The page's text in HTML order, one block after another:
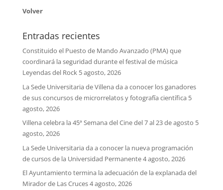
Volver
Entradas recientes
Constituido el Puesto de Mando Avanzado (PMA) que
coordinará la seguridad durante el festival de música
Leyendas del Rock 5 agosto, 2026
La Sede Universitaria de Villena da a conocer los ganadores
de sus concursos de microrrelatos y fotografía científica 5
agosto, 2026
Villena celebra la 45ª Semana del Cine del 7 al 23 de agosto 5
agosto, 2026
La Sede Universitaria da a conocer la nueva programación
de cursos de la Universidad Permanente4 agosto, 2026
El Ayuntamiento termina la adecuación de la explanada del
Mirador de Las Cruces4 agosto, 2026